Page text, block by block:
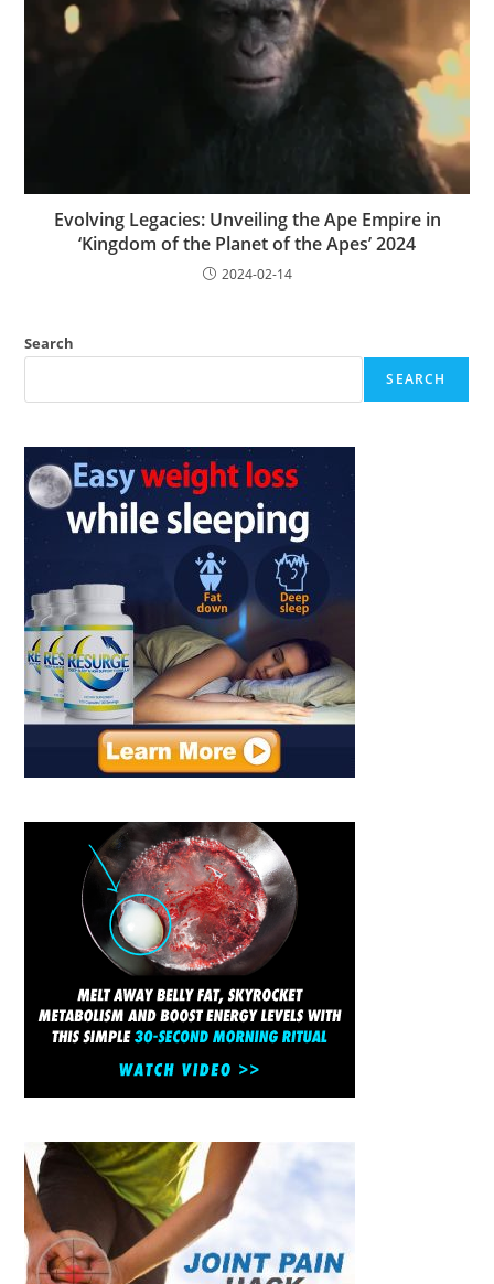
Evolving Legacies: Unveiling the Ape Empire in
‘Kingdom of the Planet of the Apes’ 2024
2024-02-14
Search
SEARCH